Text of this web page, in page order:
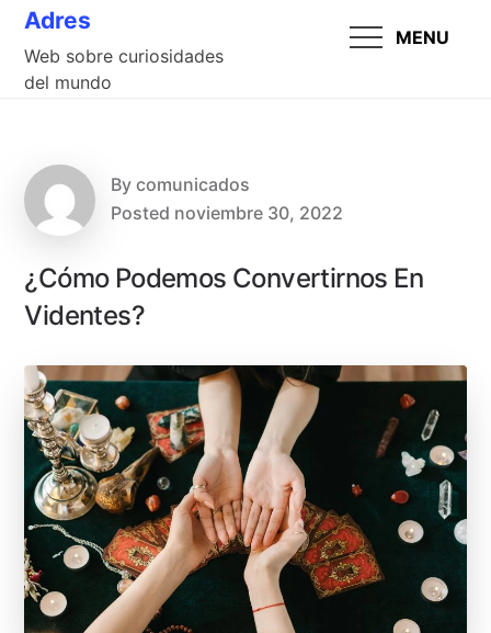
Skip
content
MENU
Adres
Web sobre curiosidades
del mundo
Bycomunicados
Posted noviembre 30, 2022
¿Cómo Podemos Convertirnos En
Videntes?